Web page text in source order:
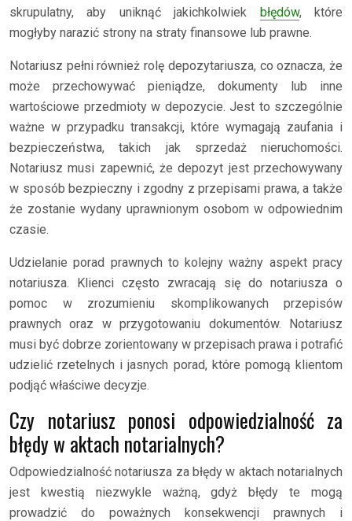
skrupulatny, aby uniknąć jakichkolwiek błędów, które
mogłyby narazić strony na straty finansowe lub prawne.
Notariusz pełni również rolę depozytariusza, co oznacza, że
może przechowywać pieniądze, dokumenty lub inne
wartościowe przedmioty w depozycie. Jest to szczególnie
ważne w przypadku transakcji, które wymagają zaufania i
bezpieczeństwa, takich jak sprzedaż nieruchomości.
Notariusz musi zapewnić, że depozyt jest przechowywany
w sposób bezpieczny i zgodny z przepisami prawa, a także
że zostanie wydany uprawnionym osobom w odpowiednim
czasie.
Udzielanie porad prawnych to kolejny ważny aspekt pracy
notariusza. Klienci często zwracają się do notariusza o
pomoc w zrozumieniu skomplikowanych przepisów
prawnych oraz w przygotowaniu dokumentów. Notariusz
musi być dobrze zorientowany w przepisach prawa i potrafić
udzielić rzetelnych i jasnych porad, które pomogą klientom
podjąć właściwe decyzje.
Czy notariusz ponosi odpowiedzialność za
błędy w aktach notarialnych?
Odpowiedzialność notariusza za błędy w aktach notarialnych
jest kwestią niezwykle ważną, gdyż błędy te mogą
prowadzić do poważnych konsekwencji prawnych i